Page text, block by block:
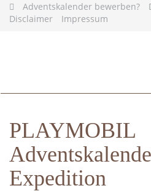
Skip
Adventskalender bewerben?
Disclaimer
Impressum
PLAYMOBIL
Expedition